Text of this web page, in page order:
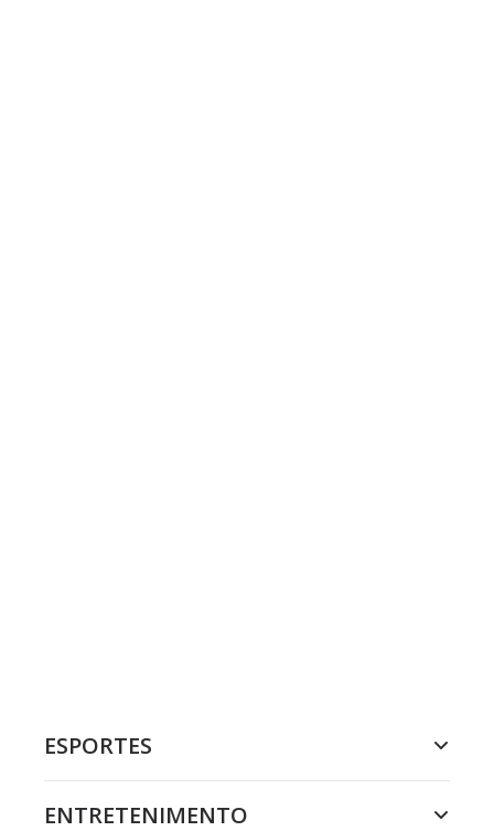
ESPORTES
ENTRETENIMENTO